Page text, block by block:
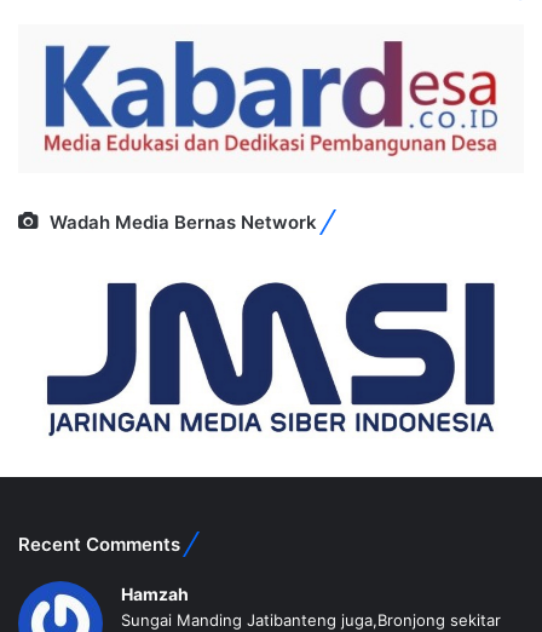
Wadah Media Bernas Network
Recent Comments
Hamzah
Sungai Manding Jatibanteng juga,Bronjong sekitar